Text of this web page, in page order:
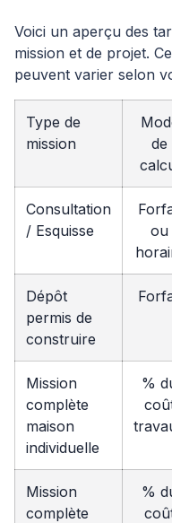
Voici un aperçu des
mission et de projet.
peuvent varier selon
Type de
mission
de
Consultation
/ Esquisse
ou
Dépôt
permis de
construire
Mission
complète
maison
individuelle
%
Mission
complète
%